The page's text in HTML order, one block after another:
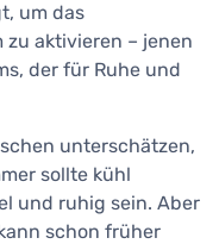
um das
aktivieren – jenen
der für Ruhe und
unterschätzen,
sollte kühl
und ruhig sein. Aber
schon früher